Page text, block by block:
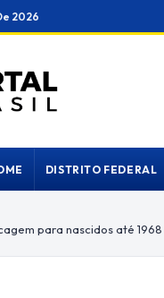
2026
DISTRITO FEDERAL
para nascidos até